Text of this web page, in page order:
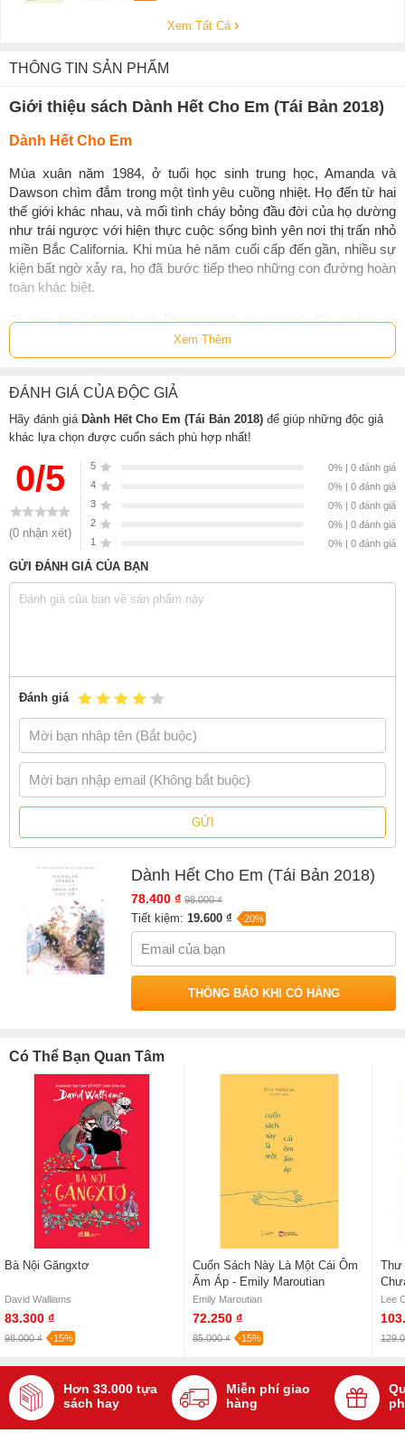
Xem Tất Cả
THÔNG TIN SẢN PHẨM
Giới thiệu sách Dành Hết Cho Em (Tái Bản 2018)
Dành Hết Cho Em
Mùa xuân năm 1984, ở tuổi học sinh trung học, Amanda và
Dawson chìm đắm trong một tình yêu cuồng nhiệt. Họ đến từ hai
thế giới khác nhau, và mối tình cháy bỏng đầu đời của họ dường
như trái ngược với hiện thực cuộc sống bình yên nơi thị trấn nhỏ
miền Bắc California. Khi mùa hè năm cuối cấp đến gần, nhiều sự
kiện bất ngờ xảy ra, họ đã bước tiếp theo những con đường hoàn
toàn khác biệt.
25 năm sau, Amanda và Dawson tình cờ tái ngộ, đều không có
được cuộc sống lý tưởng mà họ từng mong ước, và đều không
thể quên mối tình đầu tha thiết từng làm thay đổi đời mình. Những
không như vẻ bề ngoài, đồng thời họ phát hiện sự thật tàn nhẫn
vê những lựa chọn đã từng đưa ra...
Thời gian lấy đi cả hai con người đó nhiều thứ, nhưng có khi nào
trả lại cho họ hạnh phúc?
SáchDành Hết Cho Em (Tái Bản 2018)
Nicholas
Sparks
, có bán tại Nhà sách online NetaBooks với ưu đãi Bao sách
miễn phí và Gian hàng NetaBooks tại Tiki với ưu đãi Bao sách miễn
phí và tặng Bookmark
Xem Thêm
ĐÁNH GIÁ CỦA ĐỘC GIẢ
Hãy đánh giá Dành Hết Cho Em (Tái Bản 2018) để giúp những độc giả
khác lựa chọn được cuốn sách phù hợp nhất!
0/5
(0 nhận xét)
5
0% | 0 đánh giá
4
0% | 0 đánh giá
3
0% | 0 đánh giá
2
0% | 0 đánh giá
1
0% | 0 đánh giá
GỬI ĐÁNH GIÁ CỦA BẠN
Đánh giá
GỬI
Dành Hết Cho Em (Tái Bản 2018)
78.400 ₫ 98.000 ₫
Tiết kiệm: 19.600 ₫ -20%
THÔNG BÁO KHI CÓ HÀNG
Có Thể Bạn Quan Tâm
Bà Nội Găngxtơ
David Walliams
83.300 ₫
98.000 ₫ -15%
Cuốn Sách Này Là Một Cái Ôm
Ấm Áp - Emily Maroutian
Emily Maroutian
72.250 ₫
85.000 ₫ -15%
Thư
Lee
Hơn 33.000 tựa
sách hay
Miễn phí giao
hàng